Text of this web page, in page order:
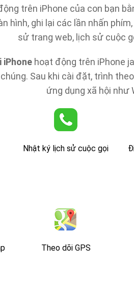
trên iPhone của con bạn
hình, ghi lại các lần nhấn
sử trang web, lịch sử cuộc
iPhonehoạt động trên iPhone
Sau khi cài đặt, trình
ứng dụng xã hội như
Nhật ký lịch sử cuộc gọi
Theo dõi GPS